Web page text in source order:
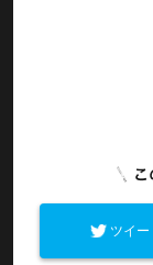
ツイー